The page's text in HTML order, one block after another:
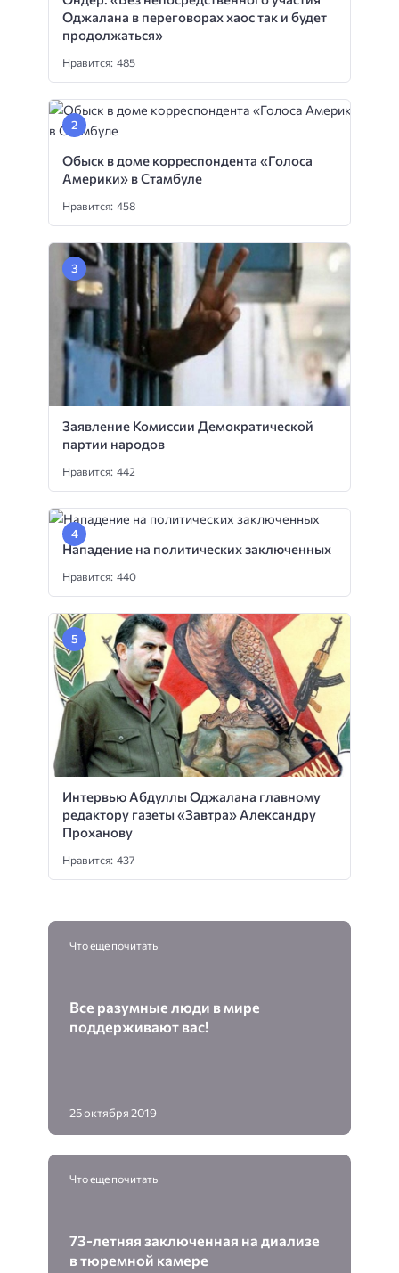
Оджалана в переговорах хаос так и будет
продолжаться»
Нравится: 485
Обыск в доме корреспондента «Голоса
Америки» в Стамбуле
Нравится: 458
Заявление Комиссии Демократической
партии народов
Нравится: 442
Нападение на политических заключенных
Нравится: 440
Интервью Абдуллы Оджалана главному
редактору газеты «Завтра» Александру
Проханову
Нравится: 437
Что еще почитать
Все разумные люди в мире
поддерживают вас!
25 октября 2019
Что еще почитать
73-летняя заключенная на диализе
в тюремной камере